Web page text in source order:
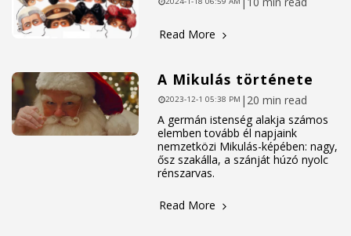
Read More
A Mikulás története
2023-12-1 05:38 PM | 20 min read
A germán istenség alakja számos
elemben tovább él napjaink
nemzetközi Mikulás-képében: nagy,
ősz szakálla, a szánját húzó nyolc
rénszarvas.
Read More